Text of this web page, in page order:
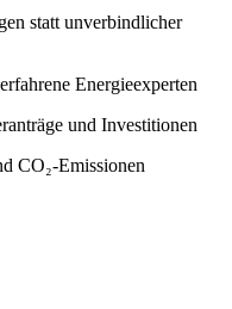
statt unverbindlicher
Energieexperten
und Investitionen
CO₂-Emissionen